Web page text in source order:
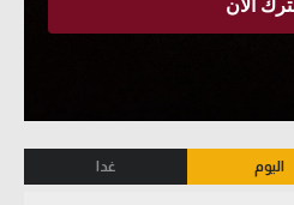
اليوم غدا